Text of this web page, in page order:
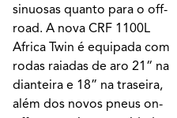
sinuosas quanto para o off-
road. A nova CRF 1100L
Africa Twin é equipada com
rodas raiadas de aro 21“ na
dianteira e 18” na traseira,
além dos novos pneus on-